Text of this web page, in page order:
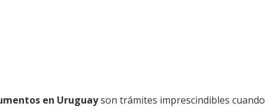
en Uruguayson trámites imprescindibles cuando